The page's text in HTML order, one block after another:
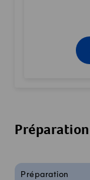
Préparation
Infos sur la recette
Préparation